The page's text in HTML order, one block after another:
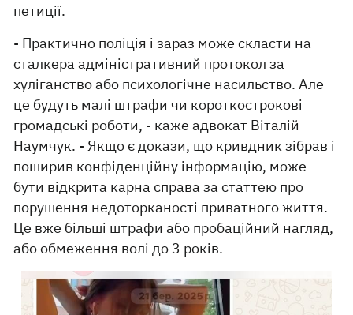
петиції.
- Практично поліція і зараз може скласти на
сталкера адміністративний протокол за
хуліганство або психологічне насильство. Але
це будуть малі штрафи чи короткострокові
громадські роботи, - каже адвокат Віталій
Наумчук. - Якщо є докази, що кривдник зібрав і
поширив конфіденційну інформацію, може
бути відкрита карна справа за статтею про
порушення недоторканості приватного життя.
Це вже більші штрафи або пробаційний нагляд,
або обмеження волі до 3 років.